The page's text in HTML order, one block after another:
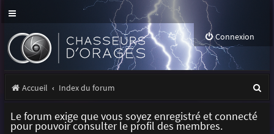
Connexion
Accueil Index du forum
Le forum exige que vous soyez enregistré et connecté
pour pouvoir consulter le profil des membres.